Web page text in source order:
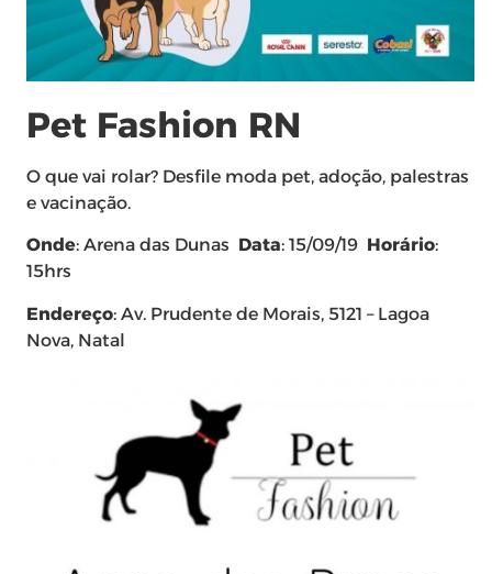
Pet Fashion RN
O que vai rolar? Desfile moda pet, adoção, palestras
e vacinação.
Onde: Arena das Dunas Data: 15/09/19 Horário:
15hrs
Endereço: Av. Prudente de Morais, 5121 – Lagoa
Nova, Natal